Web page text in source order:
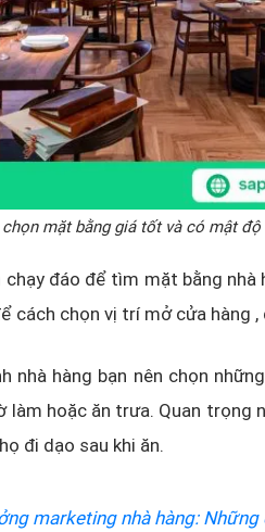
mặt bằng giá tốt và có mật độ
đáo để tìm mặt bằng
cách chọn vị trí mở cửa hàng ,
nhà hàng bạn nên chọn
làm hoặc ăn trưa. Quan trọng
đi dạo sau khi ăn.
marketing nhà hàng: